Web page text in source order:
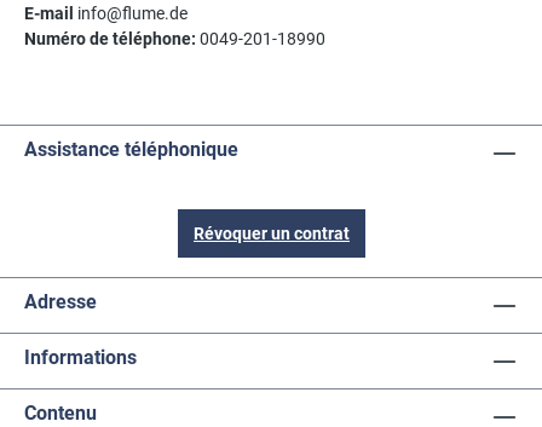
E-mail info@flume.de
Numéro de téléphone: 0049-201-18990
Assistance téléphonique
Révoquer un contrat
Adresse
Informations
Contenu